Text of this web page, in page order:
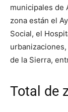
municipales de
zona están el
Social, el
de la Sierra,
Total de